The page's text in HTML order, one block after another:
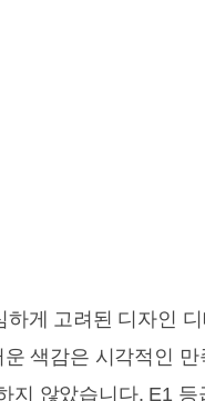
게 고려된 디자인
색감은 시각적인 만
지 않았습니다. E1